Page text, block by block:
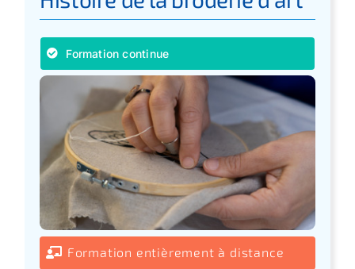
Formation continue
Formation entièrement à distance